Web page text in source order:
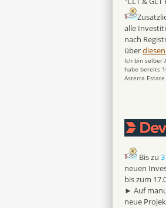
alle
nach
über
Ich bin selber
habe bereits
Asterra
Bis zu
neuen
bis zum
► Auf
neue